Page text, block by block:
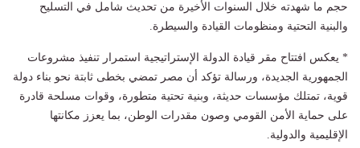
حجم ما شهدته خلال السنوات الأخيرة من تحديث شامل في التسليح
والبنية التحتية ومنظومات القيادة والسيطرة.
* يعكس افتتاح مقر قيادة الدولة الإستراتيجية استمرار تنفيذ مشروعات
الجمهورية الجديدة، ورسالة تؤكد أن مصر تمضي بخطى ثابتة نحو بناء دولة
قوية، تمتلك مؤسسات حديثة، وبنية تحتية متطورة، وقوات مسلحة قادرة
على حماية الأمن القومي وصون مقدرات الوطن، بما يعزز مكانتها
الإقليمية والدولية.